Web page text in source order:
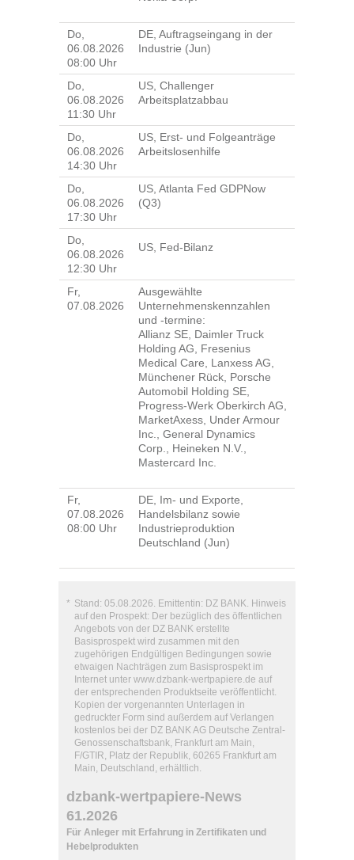
Do,
06.08.2026
08:00 Uhr
DE, Auftragseingang in der
Industrie (Jun)
Do,
06.08.2026
11:30 Uhr
US, Challenger
Arbeitsplatzabbau
Do,
06.08.2026
14:30 Uhr
US, Erst- und Folgeanträge
Arbeitslosenhilfe
Do,
06.08.2026
17:30 Uhr
US, Atlanta Fed GDPNow
(Q3)
Do,
06.08.2026
12:30 Uhr
US, Fed-Bilanz
Fr,
07.08.2026
Ausgewählte
Unternehmenskennzahlen
und -termine:
Allianz SE, Daimler Truck
Holding AG, Fresenius
Medical Care, Lanxess AG,
Münchener Rück, Porsche
Automobil Holding SE,
Progress-Werk Oberkirch AG,
MarketAxess, Under Armour
Inc., General Dynamics
Corp., Heineken N.V.,
Mastercard Inc.
Fr,
07.08.2026
08:00 Uhr
DE, Im- und Exporte,
Handelsbilanz sowie
Industrieproduktion
Deutschland (Jun)
* Stand: 05.08.2026. Emittentin: DZ BANK. Hinweis
auf den Prospekt: Der bezüglich des öffentlichen
Angebots von der DZ BANK erstellte
Basisprospekt wird zusammen mit den
zugehörigen Endgültigen Bedingungen sowie
etwaigen Nachträgen zum Basisprospekt im
Internet unter www.dzbank-wertpapiere.de auf
der entsprechenden Produktseite veröffentlicht.
Kopien der vorgenannten Unterlagen in
gedruckter Form sind außerdem auf Verlangen
kostenlos bei der DZ BANK AG Deutsche Zentral-
Genossenschaftsbank, Frankfurt am Main,
F/GTIR, Platz der Republik, 60265 Frankfurt am
Main, Deutschland, erhältlich.
dzbank-wertpapiere-News
61.2026
Für Anleger mit Erfahrung in Zertifikaten und
Hebelprodukten